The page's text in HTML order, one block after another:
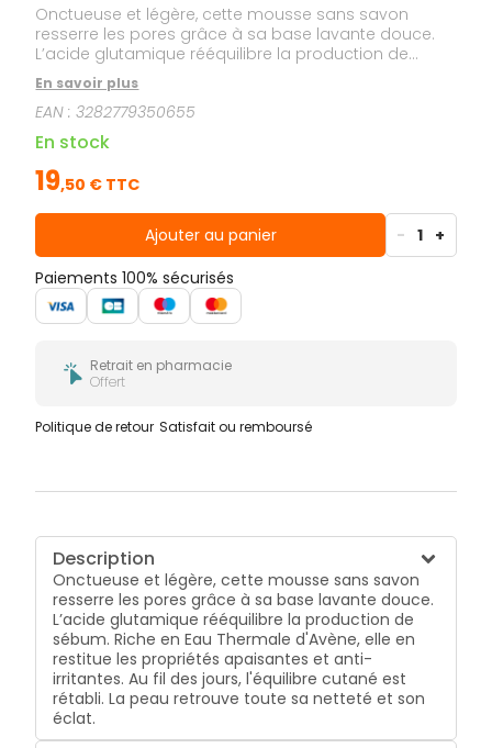
Onctueuse et légère, cette mousse sans savon
resserre les pores grâce à sa base lavante douce.
L’acide glutamique rééquilibre la production de
sébum. Riche en Eau Thermale d'Avène, elle en
restitue les propriétés apaisantes et anti-irritantes.
Au fil des jours, l'équilibre cutané est rétabli. La peau
retrouve toute sa netteté et son éclat.
En savoir plus
EAN :3282779350655
En stock
19,50 € TTC
Ajouter au panier - 1 +
Paiements 100% sécurisés
Retrait en pharmacie
Offert
Politique de retour Satisfait ou remboursé
Description
Onctueuse et légère, cette mousse sans savon
resserre les pores grâce à sa base lavante douce.
L’acide glutamique rééquilibre la production de
sébum. Riche en Eau Thermale d'Avène, elle en
restitue les propriétés apaisantes et anti-
irritantes. Au fil des jours, l'équilibre cutané est
rétabli. La peau retrouve toute sa netteté et son
éclat.